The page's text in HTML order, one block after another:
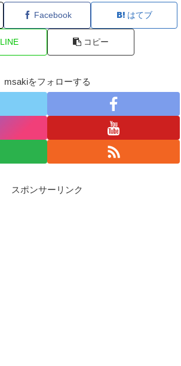
Facebook はてブ
LINE コピー
msakiをフォローする
スポンサーリンク